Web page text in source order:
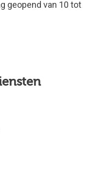
geopend van 10 tot